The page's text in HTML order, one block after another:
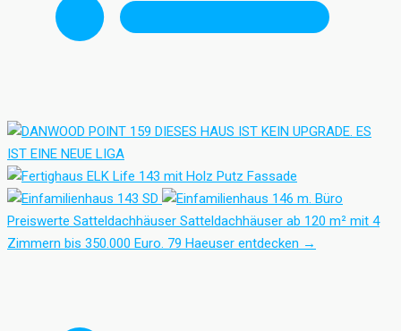
Preiswerte Satteldachhäuser Satteldachhäuser ab 120 m² mit 4
Zimmern bis 350.000 Euro. 79 Haeuser entdecken →